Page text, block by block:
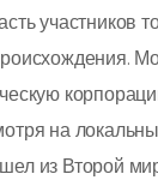
участников
на
из Второй